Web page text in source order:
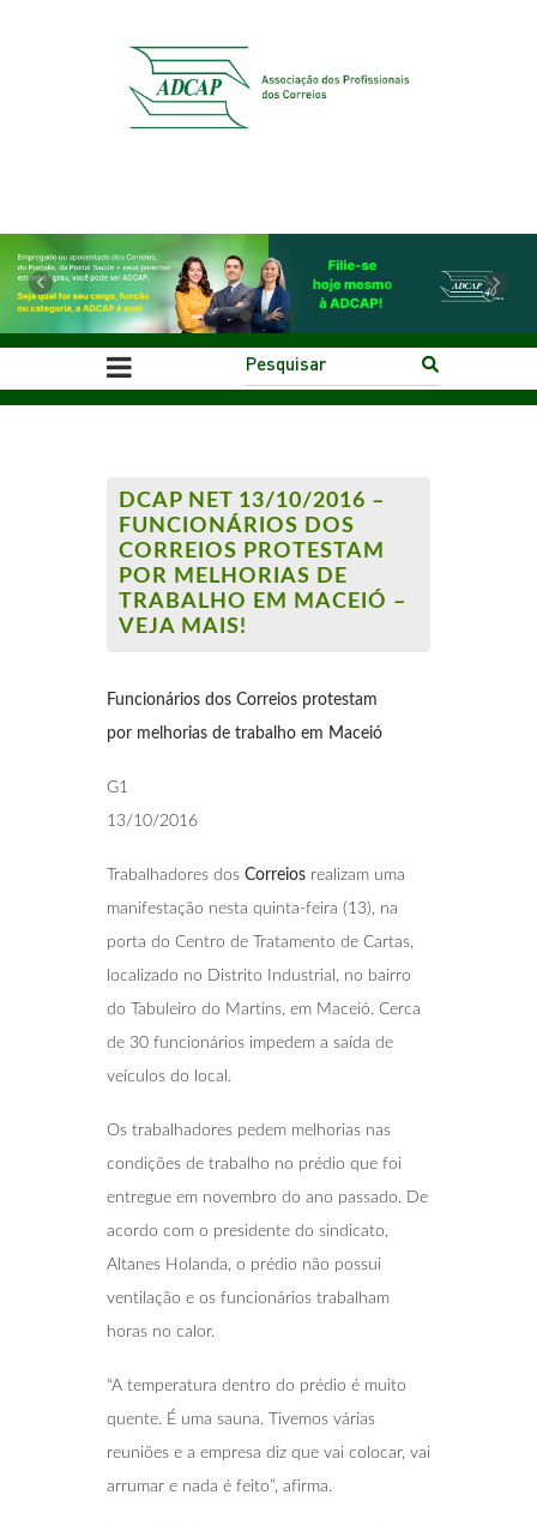
Previous Next
DCAP NET 13/10/2016 –
FUNCIONÁRIOS DOS
CORREIOS PROTESTAM
POR MELHORIAS DE
TRABALHO EM MACEIÓ –
VEJA MAIS!
Funcionários dos Correios protestam
por melhorias de trabalho em Maceió
G1
13/10/2016
Trabalhadores dos Correios realizam uma
manifestação nesta quinta-feira (13), na
porta do Centro de Tratamento de Cartas,
localizado no Distrito Industrial, no bairro
do Tabuleiro do Martins, em Maceió. Cerca
de 30 funcionários impedem a saída de
veículos do local.
Os trabalhadores pedem melhorias nas
condições de trabalho no prédio que foi
entregue em novembro do ano passado. De
acordo com o presidente do sindicato,
Altanes Holanda, o prédio não possui
ventilação e os funcionários trabalham
horas no calor.
“A temperatura dentro do prédio é muito
quente. É uma sauna. Tivemos várias
reuniões e a empresa diz que vai colocar, vai
arrumar e nada é feito”, afirma.